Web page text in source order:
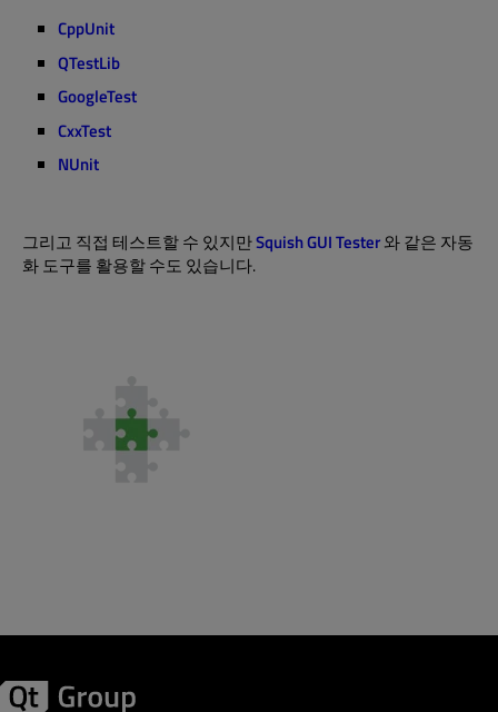
CppUnit
QTestLib
GoogleTest
CxxTest
NUnit
그리고 직접 테스트할 수 있지만Squish GUI Tester와 같은 자동
화 도구를 활용할 수도 있습니다.